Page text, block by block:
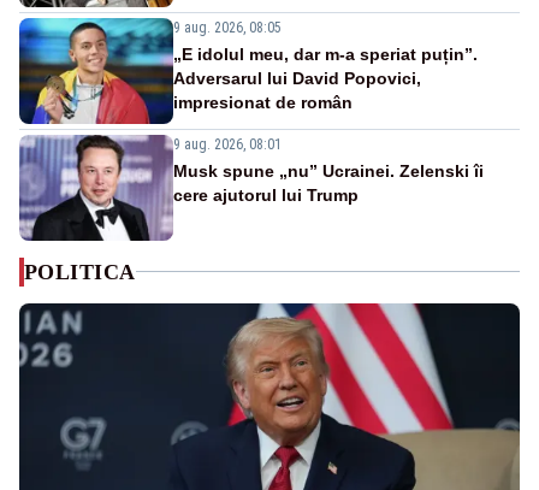
9 aug. 2026, 08:05
„E idolul meu, dar m-a speriat puțin”.
Adversarul lui David Popovici,
impresionat de român
9 aug. 2026, 08:01
Musk spune „nu” Ucrainei. Zelenski îi
cere ajutorul lui Trump
POLITICA